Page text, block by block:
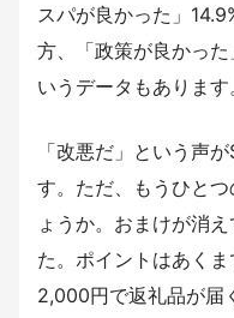
スパが良かった」
方、「政策が良かっ
いうデータもあります
「改悪だ」という声
す。ただ、もうひと
ょうか。おまけが消
た。ポイントはあく
2,000円で返礼品が届